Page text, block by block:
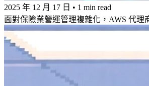
2025 年 12 月 17 日 • 1 min read
面對保險業營運管理複雜化，AWS 代理